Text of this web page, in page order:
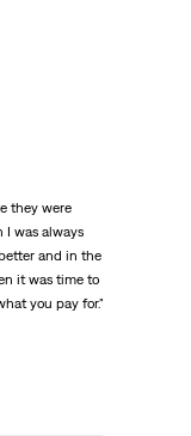
they were
I was always
and in the
it was time to
you pay for."